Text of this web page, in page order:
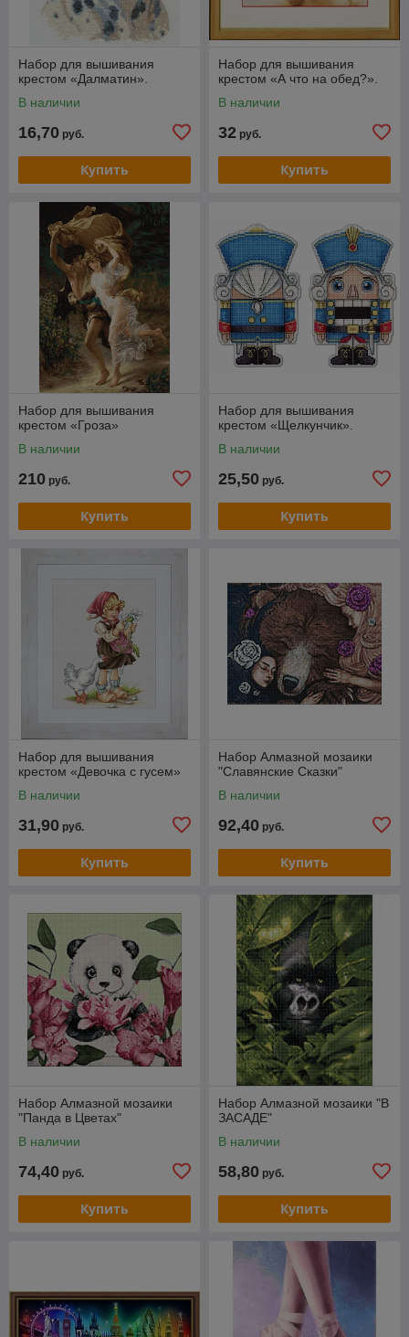
Набор для вышивания
крестом «Далматин».
В наличии
16,70 руб.
Купить
Набор для вышивания
крестом «А что на обед?».
В наличии
32 руб.
Купить
Набор для вышивания
крестом «Гроза»
В наличии
210 руб.
Купить
Набор для вышивания
крестом «Щелкунчик».
В наличии
25,50 руб.
Купить
Набор для вышивания
крестом «Девочка с гусем»
В наличии
31,90 руб.
Купить
Набор Алмазной мозаики
"Славянские Сказки"
В наличии
92,40 руб.
Купить
Набор Алмазной мозаики
"Панда в Цветах"
В наличии
74,40 руб.
Купить
Набор Алмазной мозаики "В
ЗАСАДЕ"
В наличии
58,80 руб.
Купить